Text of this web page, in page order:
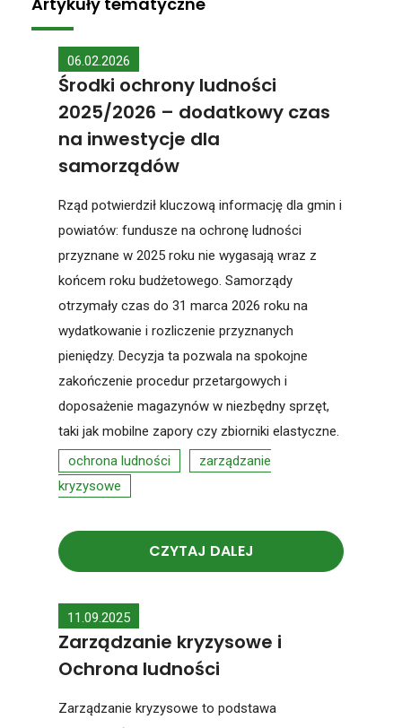
06.02.2026
Środki ochrony ludności
2025/2026 – dodatkowy czas
na inwestycje dla
samorządów
Rząd potwierdził kluczową informację dla gmin i
powiatów: fundusze na ochronę ludności
przyznane w 2025 roku nie wygasają wraz z
końcem roku budżetowego. Samorządy
otrzymały czas do 31 marca 2026 roku na
wydatkowanie i rozliczenie przyznanych
pieniędzy. Decyzja ta pozwala na spokojne
zakończenie procedur przetargowych i
doposażenie magazynów w niezbędny sprzęt,
taki jak mobilne zapory czy zbiorniki elastyczne.
ochrona ludności
zarządzanie
kryzysowe
CZYTAJ DALEJ
11.09.2025
Zarządzanie kryzysowe i
Ochrona ludności
Zarządzanie kryzysowe to podstawa